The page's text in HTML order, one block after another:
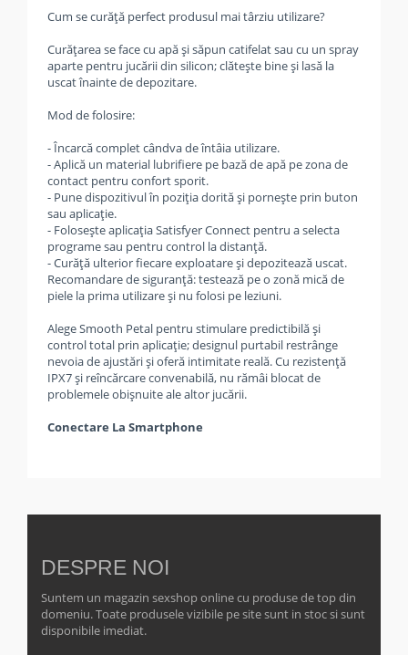
Cum se curăţă perfect produsul mai târziu utilizare?
Curăţarea se face cu apă şi săpun catifelat sau cu un spray
aparte pentru jucării din silicon; clăteşte bine şi lasă la
uscat înainte de depozitare.
Mod de folosire:
- Încarcă complet cândva de întâia utilizare.
- Aplică un material lubrifiere pe bază de apă pe zona de
contact pentru confort sporit.
- Pune dispozitivul în poziţia dorită şi porneşte prin buton
sau aplicaţie.
- Foloseşte aplicaţia Satisfyer Connect pentru a selecta
programe sau pentru control la distanţă.
- Curăţă ulterior fiecare exploatare şi depozitează uscat.
Recomandare de siguranţă: testează pe o zonă mică de
piele la prima utilizare şi nu folosi pe leziuni.
Alege Smooth Petal pentru stimulare predictibilă şi
control total prin aplicaţie; designul purtabil restrânge
nevoia de ajustări şi oferă intimitate reală. Cu rezistenţă
IPX7 şi reîncărcare convenabilă, nu rămâi blocat de
problemele obişnuite ale altor jucării.
Conectare La Smartphone
DESPRE NOI
Suntem un magazin sexshop online cu produse de top din
domeniu. Toate produsele vizibile pe site sunt in stoc si sunt
disponibile imediat.